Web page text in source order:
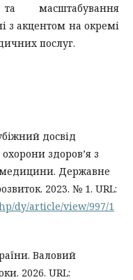
масштабування
з акцентом на окремі
послуг.
досвід
здоров’я з
Державне
2023. № 1. URL:
dy/article/view/997/1
Валовий
2026. URL: